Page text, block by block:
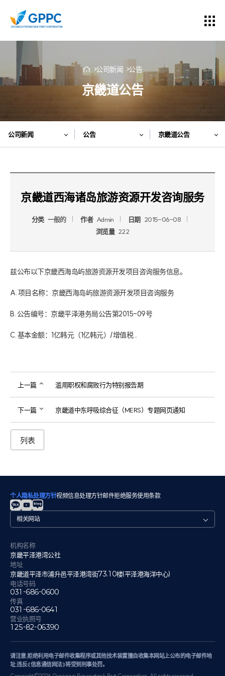
公司新闻 公告
京畿道公告
公司新闻 公告 京畿道公告
京畿道西海诸岛旅游资源开发咨询服务
分类 一般的 作者 Admin 日期 2015-06-08
浏览量 222
兹公布以下京畿西海岛屿旅游资源开发项目咨询服务信息。
A. 项目名称：京畿西海岛屿旅游资源开发项目咨询服务
B. 公告编号：京畿平泽港务局公告第2015-09号
C. 基本金额：1亿韩元（1亿韩元）/增值税...
上一篇 滥用职权和腐败行为特别报告期
下一篇 京畿道中东呼吸综合征（MERS）专题网页通知
列表
个人隐私处理方针视频信息处理方针邮件拒绝服务使用条款
관
련
이
트
机构名称
京畿平泽港湾公社
地址
京畿道平泽市浦升邑平泽港湾街73.10楼(平泽港海洋中心)
电话号码
031-686-0600
传真
031-686-0641
营业执照号
125-82-06390
请注意,拒绝利用电子邮件收集程序或其他技术装置擅自收集本网站上公布的电子邮件地
址,违反《信息通信网法》将受到刑事处罚。